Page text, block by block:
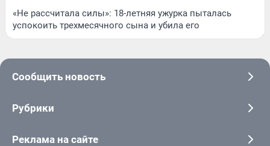
«Не рассчитала силы»: 18-летняя ужурка пыталась
успокоить трехмесячного сына и убила его
Сообщить новость
Рубрики
Реклама на сайте